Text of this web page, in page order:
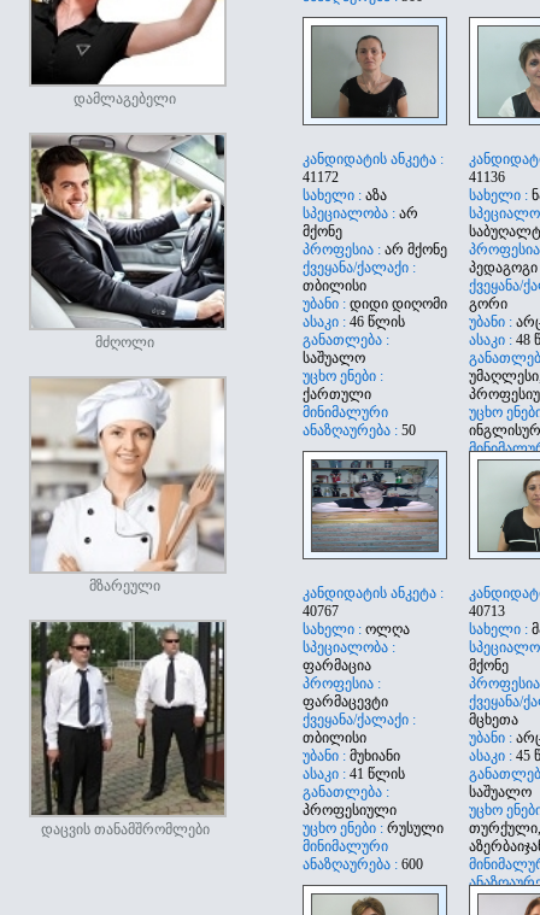
დამლაგებელი
მძღოლი
მზარეული
დაცვის თანამშრომლები
კანდიდატის ანკეტა :
41172
სახელი : აზა
სპეციალობა : არ
მქონე
პროფესია : არ მქონე
ქვეყანა/ქალაქი :
თბილისი
უბანი : დიდი დიღომი
ასაკი : 46 წლის
განათლება :
საშუალო
უცხო ენები :
ქართული
მინიმალური
ანაზღაურება : 50
41136
სახელი :
პედაგოგი
ქვეყანა/
გორი
უბანი :
ასაკი : 48
უცხო
კანდიდატის ანკეტა :
40767
სახელი : ოლღა
სპეციალობა :
ფარმაცია
პროფესია :
ფარმაცევტი
ქვეყანა/ქალაქი :
თბილისი
უბანი : მუხიანი
ასაკი : 41 წლის
განათლება :
პროფესიული
უცხო ენები : რუსული
მინიმალური
ანაზღაურება : 600
40713
სახელი :
მქონე
ქვეყანა/
მცხეთა
უბანი :
ასაკი : 45
საშუალო
უცხო
თურქული,